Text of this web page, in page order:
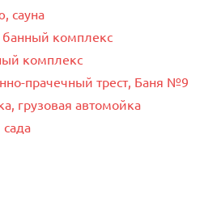
сауна
банный комплекс
комплекс
прачечный трест, Баня №9
грузовая автомойка